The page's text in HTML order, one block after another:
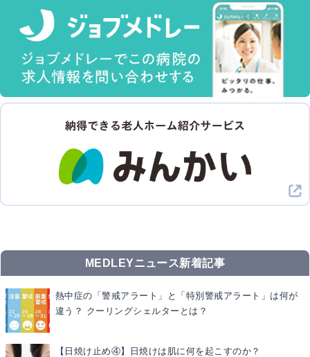
MEDLEYニュース新着記事
熱中症の「警戒アラート」と「特別警戒アラート」は何が
違う？ クーリングシェルターとは？
【日焼け止め④】日焼けは肌に何を起こすのか？